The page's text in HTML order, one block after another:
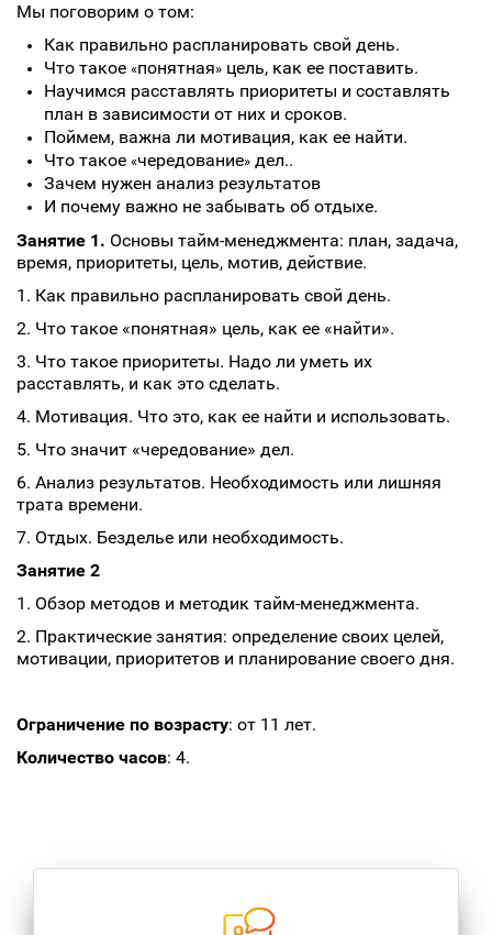
Мы поговорим о том:
Как правильно распланировать свой день.
Что такое «понятная» цель, как ее поставить.
Научимся расставлять приоритеты и составлять
план в зависимости от них и сроков.
Поймем, важна ли мотивация, как ее найти.
Что такое «чередование» дел..
Зачем нужен анализ результатов
И почему важно не забывать об отдыхе.
Занятие 1. Основы тайм-менеджмента: план, задача,
время, приоритеты, цель, мотив, действие.
1. Как правильно распланировать свой день.
2. Что такое «понятная» цель, как ее «найти».
3. Что такое приоритеты. Надо ли уметь их
расставлять, и как это сделать.
4. Мотивация. Что это, как ее найти и использовать.
5. Что значит «чередование» дел.
6. Анализ результатов. Необходимость или лишняя
трата времени.
7. Отдых. Безделье или необходимость.
Занятие 2
1. Обзор методов и методик тайм-менеджмента.
2. Практические занятия: определение своих целей,
мотивации, приоритетов и планирование своего дня.
Ограничение по возрасту: от 11 лет.
Количество часов: 4.